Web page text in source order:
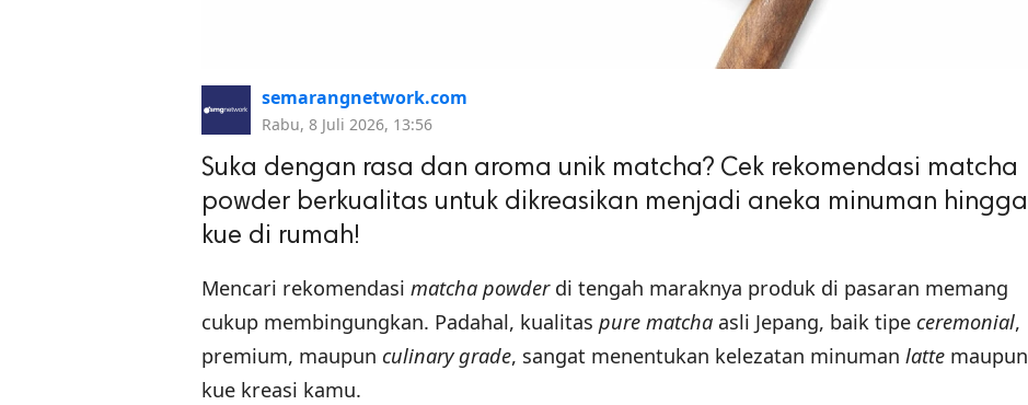
semarangnetwork.com
Rabu, 8 Juli 2026, 13:56
Suka dengan rasa dan aroma unik matcha? Cek rekomendasi matcha
powder berkualitas untuk dikreasikan menjadi aneka minuman hingga
kue di rumah!
Mencari rekomendasi matcha powderdi tengah maraknya produk di pasaran memang
cukup membingungkan. Padahal, kualitas pure matcha asli Jepang, baik tipe ceremonial,
premium, maupun culinary grade, sangat menentukan kelezatan minuman latte maupun
kue kreasi kamu.